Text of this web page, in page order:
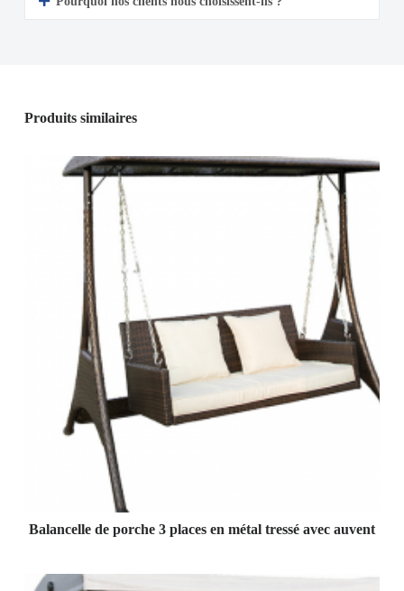
Produits similaires
Balancelle de porche 3 places en métal tressé avec auvent